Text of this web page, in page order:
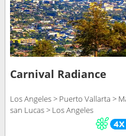
Carnival Radiance
Los Angeles > Puerto Vallarta >
san Lucas > Los Angeles